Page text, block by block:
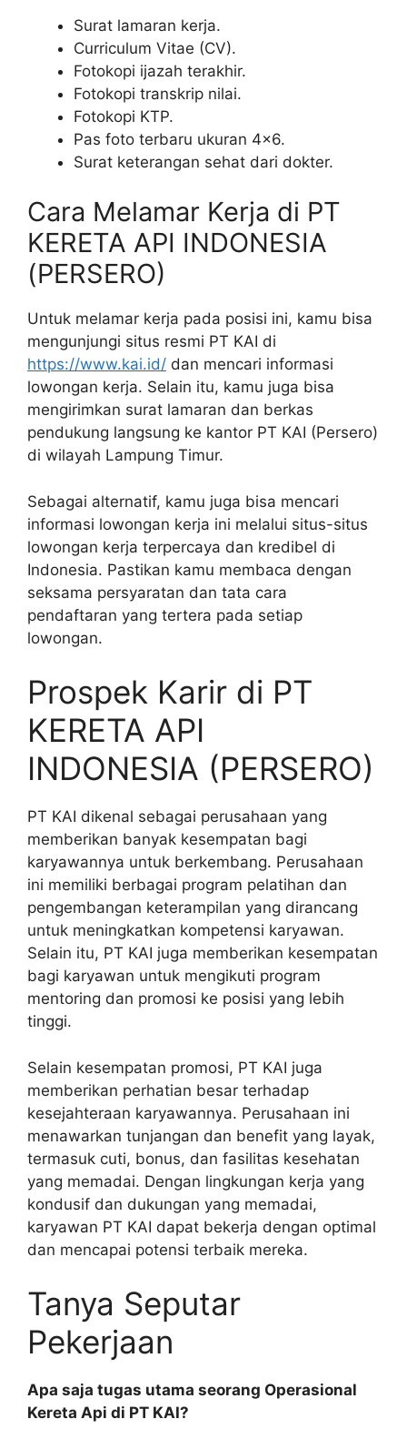
Surat lamaran kerja.
Curriculum Vitae (CV).
Fotokopi ijazah terakhir.
Fotokopi transkrip nilai.
Fotokopi KTP.
Pas foto terbaru ukuran 4×6.
Surat keterangan sehat dari dokter.
Cara Melamar Kerja di PT
KERETA API INDONESIA
(PERSERO)
Untuk melamar kerja pada posisi ini, kamu bisa
mengunjungi situs resmi PT KAI di
https://www.kai.id/ dan mencari informasi
lowongan kerja. Selain itu, kamu juga bisa
mengirimkan surat lamaran dan berkas
pendukung langsung ke kantor PT KAI (Persero)
di wilayah Lampung Timur.
Sebagai alternatif, kamu juga bisa mencari
informasi lowongan kerja ini melalui situs-situs
lowongan kerja terpercaya dan kredibel di
Indonesia. Pastikan kamu membaca dengan
seksama persyaratan dan tata cara
pendaftaran yang tertera pada setiap
lowongan.
Prospek Karir di PT
KERETA API
INDONESIA (PERSERO)
PT KAI dikenal sebagai perusahaan yang
memberikan banyak kesempatan bagi
karyawannya untuk berkembang. Perusahaan
ini memiliki berbagai program pelatihan dan
pengembangan keterampilan yang dirancang
untuk meningkatkan kompetensi karyawan.
Selain itu, PT KAI juga memberikan kesempatan
bagi karyawan untuk mengikuti program
mentoring dan promosi ke posisi yang lebih
tinggi.
Selain kesempatan promosi, PT KAI juga
memberikan perhatian besar terhadap
kesejahteraan karyawannya. Perusahaan ini
menawarkan tunjangan dan benefit yang layak,
termasuk cuti, bonus, dan fasilitas kesehatan
yang memadai. Dengan lingkungan kerja yang
kondusif dan dukungan yang memadai,
karyawan PT KAI dapat bekerja dengan optimal
dan mencapai potensi terbaik mereka.
Tanya Seputar
Pekerjaan
Apa saja tugas utama seorang Operasional
Kereta Api di PT KAI?